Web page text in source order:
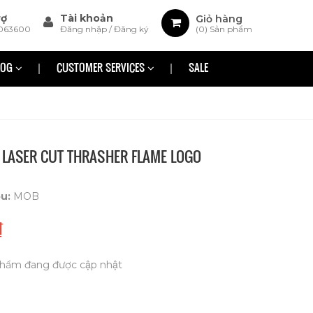
Giỏ hàng
(0) Sản phẩm
Tài khoản
Đăng nhập /Đăng ký
CUSTOMER SERVICES SALE
CUT THRASHER FLAME LOGO
MOB
đang được cập nhật